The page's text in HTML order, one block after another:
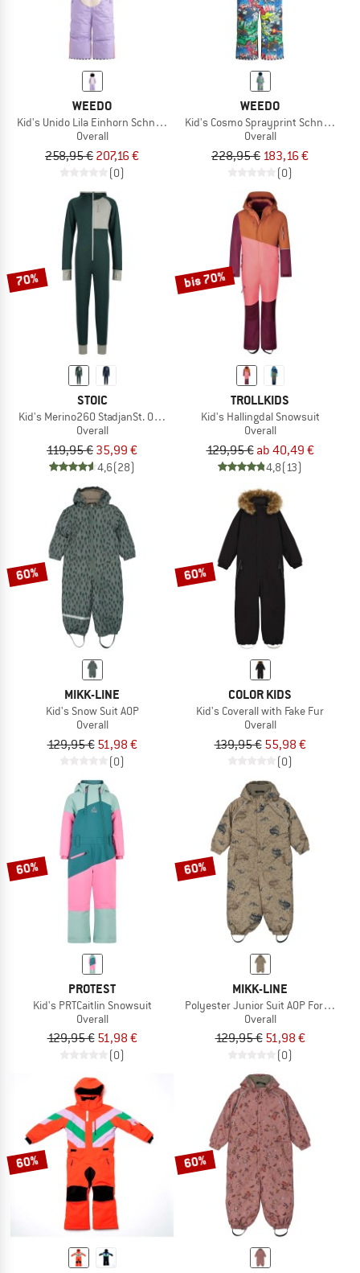
WEEDO
Kid's Unido Lila Einhorn Schneeanzug
Overall
258,95 € 207,16 €
(0)
WEEDO
Kid's Cosmo Sprayprint
Overall
228,95 € 183,16 €
(0)
70%
STOIC
Kid's Merino260 StadjanSt. One Suit
Overall
119,95 € 35,99 €
4,6(28)
bis 70%
TROLLKIDS
Kid's Hallingdal Snowsuit
Overall
129,95 € ab 40,49 €
4,8(13)
60%
MIKK-LINE
Kid's Snow Suit AOP
Overall
129,95 € 51,98 €
(0)
60%
COLOR KIDS
Kid's Coverall with Fake Fur
Overall
139,95 € 55,98 €
(0)
60%
PROTEST
Kid's PRTCaitlin Snowsuit
Overall
129,95 € 51,98 €
(0)
60%
MIKK-LINE
Polyester Junior Suit AOP Forrest
Overall
129,95 € 51,98 €
(0)
60% 60%